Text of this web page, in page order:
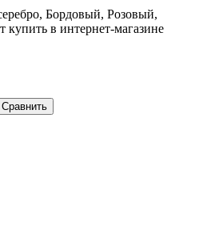
Сравнить